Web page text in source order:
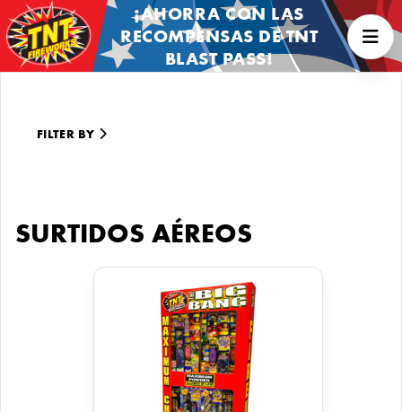
¡AHORRA CON LAS
RECOMPENSAS DE TNT
BLAST PASS!
FILTER BY
SURTIDOS AÉREOS